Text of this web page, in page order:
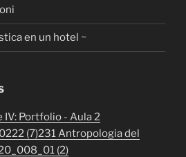
en un hotel ~
IV: Portfolio - Aula 2
(7)231 Antropologia del
(2)